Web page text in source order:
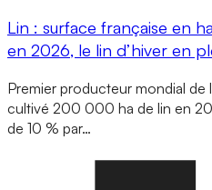
Lin : surface française en
en 2026, le lin d’hiver en
Premier producteur mondial de
cultivé 200 000 ha de lin en
de 10 % par…